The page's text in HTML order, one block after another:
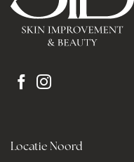
Locatie Noord